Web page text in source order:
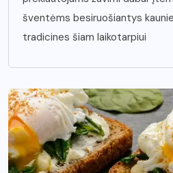
šventėms besiruošiantys
tradicines šiam laikotarpiui